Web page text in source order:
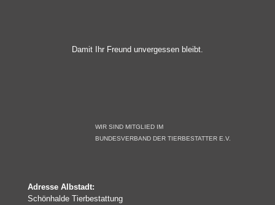
Damit Ihr Freund unvergessen bleibt.
WIR SIND MITGLIED IM
BUNDESVERBAND DER TIERBESTATTER E.V.
Adresse Albstadt:
Schönhalde Tierbestattung